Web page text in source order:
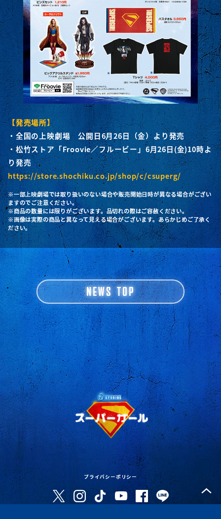
【発売場所】
・全国の上映劇場 公開日6月26日（金）より発売
・松竹ストア「Froovie／フルービー」6月26日(金)10時よ
り発売
https://store.shochiku.co.jp/shop/c/csuperg/
※一部上映劇場では取り扱いのない場合や販売開始日時が異なる場合がござい
ますのでご注意ください。
※商品の数量には限りがございます。品切れの際はご容赦ください。
※画像は実際の商品と異なって見える場合がございます。あらかじめご了承く
ださい。
NEWS TOP
プライバシーポリシー